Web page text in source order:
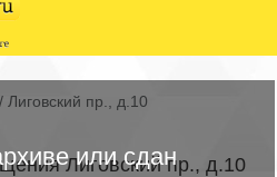
или сдан
/ Лиговский пр., д.10
Лиговский пр., д.10